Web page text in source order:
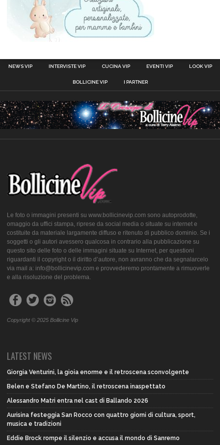
NEWS VIP INTERVISTE VIP CUCINA VIP EVENTI VIP LOOK VIP
BOLLICINE VIP I PARTNER
Le foto o immagini presenti su www.bollicinevip.com sono autoprodotte,
omaggio da uffici stampa, riprese da social media o situate su internet e
costituite da materiale largamente diffuso e ritenuto di pubblico dominio. Se i
soggetti o gli autori avessero qualcosa in contrario alla pubblicazione su
questo sito delle foto o delle immagini situate su Internet, per questioni
riguardanti il copyright o il diritto d’autore, non avranno che da segnalarcelo
via mail a: info@bollicinevip.com e provvederemo prontamente a rimuoverle
e alla risoluzione del problema.
Copyright © 2025 Bollicine Vip
LATEST NEWS
Giorgia Venturini, la gioia enorme e il retroscena sconvolgente
Belen e Stefano De Martino, il retroscena inaspettato
Alessandro Matri entra nel cast di Ballando 2026
Aurisina festeggia San Rocco con quattro giorni di cultura, sport,
musica e tradizioni
Eddie Brock rompe il silenzio e accusa il mondo di Sanremo